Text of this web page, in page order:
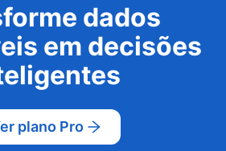
dados
em decisões
plano Pro